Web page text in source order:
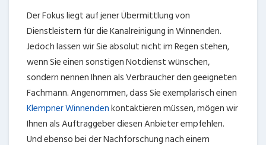
Der Fokus liegt auf jener Übermittlung von
Dienstleistern für die Kanalreinigung in Winnenden.
Jedoch lassen wir Sie absolut nicht im Regen stehen,
wenn Sie einen sonstigen Notdienst wünschen,
sondern nennen Ihnen als Verbraucher den geeigneten
Fachmann. Angenommen, dass Sie exemplarisch einen
Klempner Winnendenkontaktieren müssen, mögen wir
Ihnen als Auftraggeber diesen Anbieter empfehlen.
Und ebenso bei der Nachforschung nach einem